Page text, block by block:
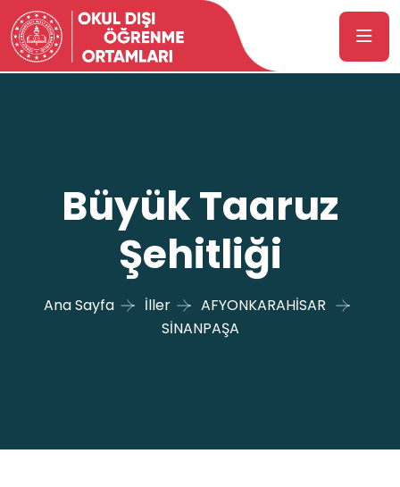
Büyük Taaruz
Şehitliği
Ana Sayfa İller
AFYONKARAHİSAR
SİNANPAŞA